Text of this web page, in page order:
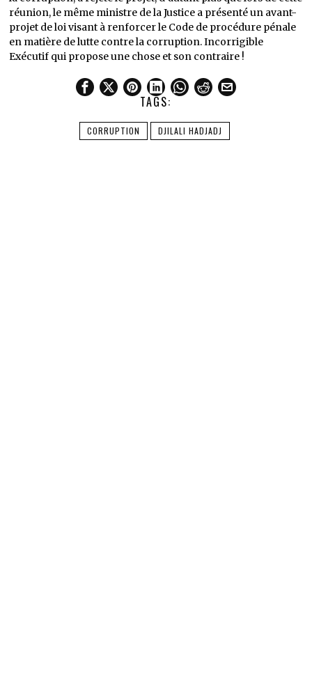
réunion, le même ministre de la Justice a présenté un avant-
projet de loi visant à renforcer le Code de procédure pénale
en matière de lutte contre la corruption. Incorrigible
Exécutif qui propose une chose et son contraire !
TAGS:
CORRUPTION DJILALI HADJADJ